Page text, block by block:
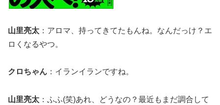
山里亮太 ：アロマ、持ってきてたもんね。なんだっけ？エ
ロくなるやつ。
クロちゃん ：イランイランですね。
山里亮太 ：ふふ(笑)あれ、どうなの？最近もまだ調合して